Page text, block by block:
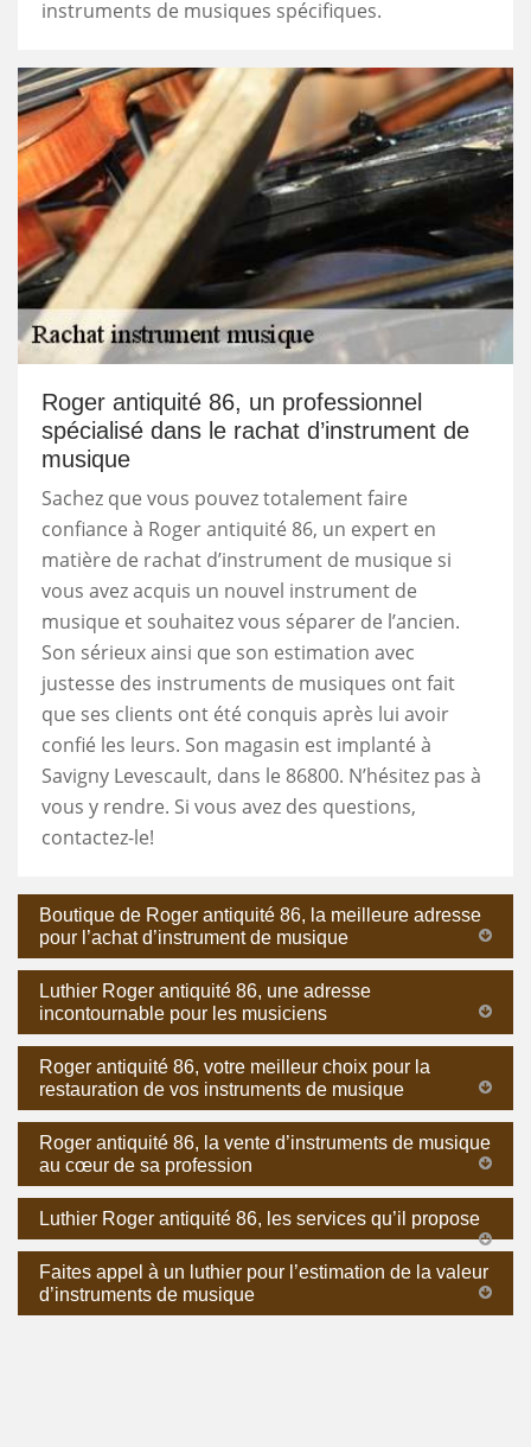
instruments de musiques spécifiques.
Roger antiquité 86, un professionnel
spécialisé dans le rachat d’instrument de
musique
Sachez que vous pouvez totalement faire
confiance à Roger antiquité 86, un expert en
matière de rachat d’instrument de musique si
vous avez acquis un nouvel instrument de
musique et souhaitez vous séparer de l’ancien.
Son sérieux ainsi que son estimation avec
justesse des instruments de musiques ont fait
que ses clients ont été conquis après lui avoir
confié les leurs. Son magasin est implanté à
Savigny Levescault, dans le 86800. N’hésitez pas à
vous y rendre. Si vous avez des questions,
contactez-le!
Boutique de Roger antiquité 86, la meilleure adresse
pour l’achat d’instrument de musique
Luthier Roger antiquité 86, une adresse
incontournable pour les musiciens
Roger antiquité 86, votre meilleur choix pour la
restauration de vos instruments de musique
Roger antiquité 86, la vente d’instruments de musique
au cœur de sa profession
Luthier Roger antiquité 86, les services qu’il propose
Faites appel à un luthier pour l’estimation de la valeur
d’instruments de musique